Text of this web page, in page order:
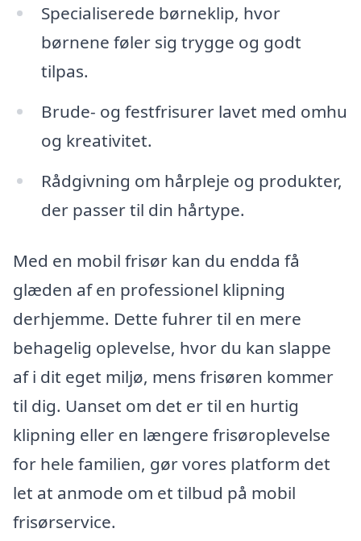
Specialiserede børneklip, hvor
børnene føler sig trygge og godt
tilpas.
Brude- og festfrisurer lavet med omhu
og kreativitet.
Rådgivning om hårpleje og produkter,
der passer til din hårtype.
Med en mobil frisør kan du endda få
glæden af en professionel klipning
derhjemme. Dette fuhrer til en mere
behagelig oplevelse, hvor du kan slappe
af i dit eget miljø, mens frisøren kommer
til dig. Uanset om det er til en hurtig
klipning eller en længere frisøroplevelse
for hele familien, gør vores platform det
let at anmode om et tilbud på mobil
frisørservice.